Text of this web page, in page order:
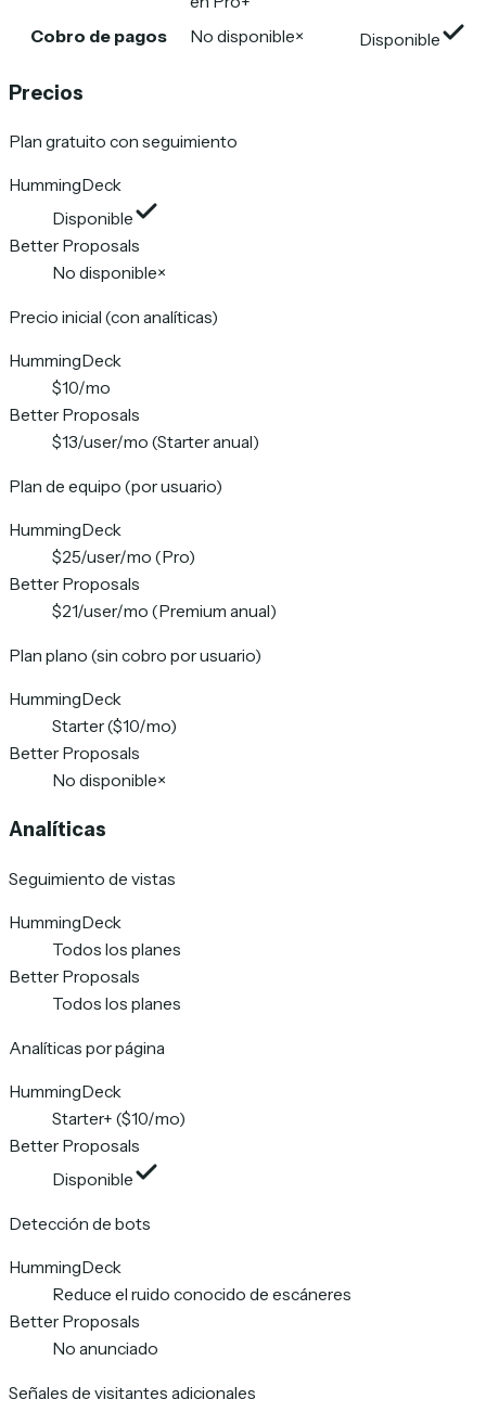
Cobro de pagos No disponible× Disponible
Precios
Plan gratuito con seguimiento
HummingDeck
Disponible
Better Proposals
No disponible×
Precio inicial (con analíticas)
HummingDeck
$10/mo
Better Proposals
$13/user/mo (Starter anual)
Plan de equipo (por usuario)
HummingDeck
$25/user/mo (Pro)
Better Proposals
$21/user/mo (Premium anual)
Plan plano (sin cobro por usuario)
HummingDeck
Starter ($10/mo)
Better Proposals
No disponible×
Analíticas
Seguimiento de vistas
HummingDeck
Todos los planes
Better Proposals
Todos los planes
Analíticas por página
HummingDeck
Starter+ ($10/mo)
Better Proposals
Disponible
Detección de bots
HummingDeck
Reduce el ruido conocido de escáneres
Better Proposals
No anunciado
Señales de visitantes adicionales